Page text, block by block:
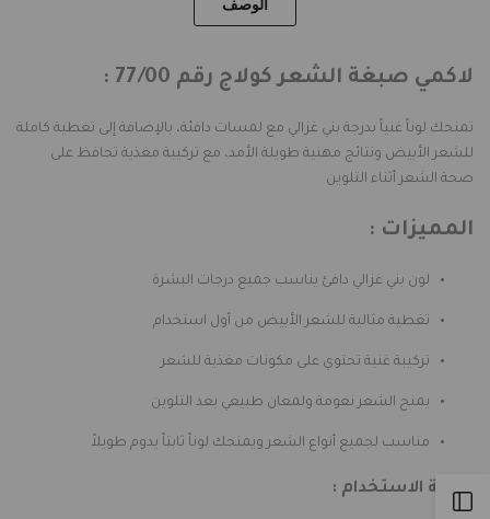
الشعر
كولاج
رقم
77/00
لاكمي
الشعر
كولاج
رقم
77/00
الوصف
لاكمي صبغة الشعر كولاج رقم 77/00 :
تمنحك لوناً غنياً بدرجة بني غزالي مع لمسات دافئة، بالإضافة إلى تغطية كاملة
للشعر الأبيض ونتائج مهنية طويلة الأمد، مع تركيبة مغذية تحافظ على
صحة الشعر أثناء التلوين
المميزات :
لون بني غزالي دافئ يناسب جميع درجات البشرة
تغطية مثالية للشعر الأبيض من أول استخدام
تركيبة غنية تحتوي على مكونات مغذية للشعر
يمنح الشعر نعومة ولمعان طبيعي بعد التلوين
مناسب لجميع أنواع الشعر ويمنحك لوناً ثابتاً يدوم طويلاً
كيفية الاستخدام :